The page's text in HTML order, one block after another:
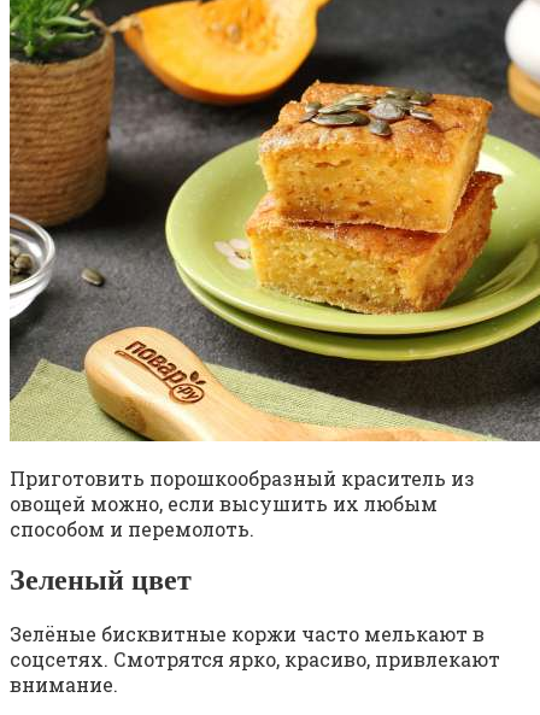
Приготовить порошкообразный краситель из
овощей можно, если высушить их любым
способом и перемолоть.
Зеленый цвет
Зелёные бисквитные коржи часто мелькают в
соцсетях. Смотрятся ярко, красиво, привлекают
внимание.